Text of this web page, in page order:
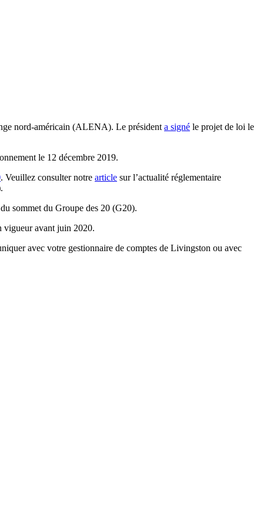
nord-américain (ALENA). Le présidenta signé le projet de loi le
le 12 décembre 2019.
. Veuillez consulter notre article sur l’actualité réglementaire
sommet du Groupe des 20 (G20).
vigueur avant juin 2020.
avec votre gestionnaire de comptes de Livingston ou avec